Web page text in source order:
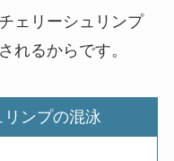
ェリーシュリンプ
れるからです。
ンプの混泳